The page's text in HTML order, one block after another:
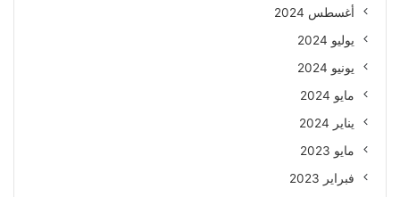
أغسطس 2024
يوليو 2024
يونيو 2024
مايو 2024
يناير 2024
مايو 2023
فبراير 2023